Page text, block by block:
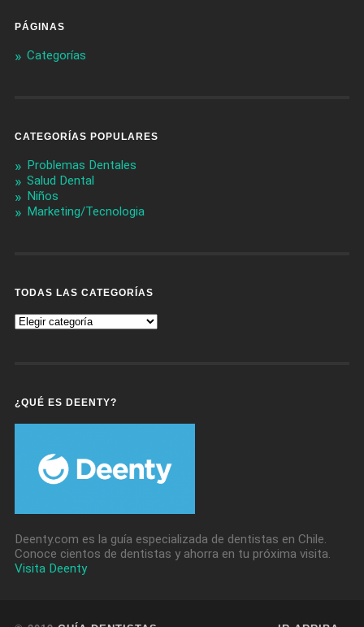
PÁGINAS
Categorías
CATEGORÍAS POPULARES
Problemas Dentales
Salud Dental
Niños
Marketing/Tecnologia
TODAS LAS CATEGORÍAS
Todas
Las
¿QUÉ ES DEENTY?
Deenty.com es la guía especializada de dentistas en Chile.
Conoce cientos de dentistas y ahorra en tu próxima visita.
Visita Deenty